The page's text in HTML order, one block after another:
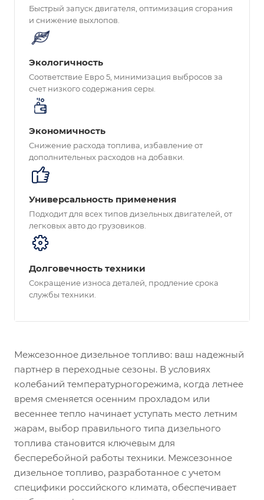
Быстрый запуск двигателя, оптимизация сгорания
и снижение выхлопов.
Экологичность
Соответствие Евро 5, минимизация выбросов за
счет низкого содержания серы.
Экономичность
Снижение расхода топлива, избавление от
дополнительных расходов на добавки.
Универсальность применения
Подходит для всех типов дизельных двигателей, от
легковых авто до грузовиков.
Долговечность техники
Сокращение износа деталей, продление срока
службы техники.
Межсезонное дизельное топливо: ваш надежный
партнер в переходные сезоны. В условиях
колебаний температурногорежима, когда летнее
время сменяется осенним прохладом или
весеннее тепло начинает уступать место летним
жарам, выбор правильного типа дизельного
топлива становится ключевым для
бесперебойной работы техники. Межсезонное
дизельное топливо, разработанное с учетом
специфики российского климата, обеспечивает